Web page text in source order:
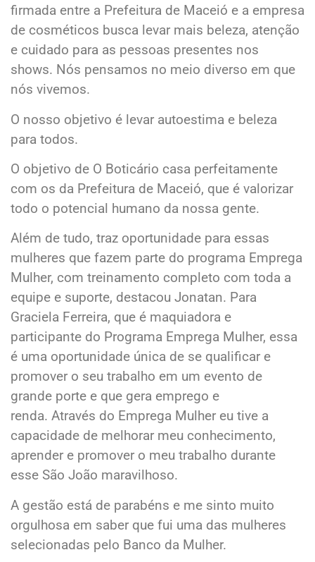
firmada entre a Prefeitura de Maceió e a empresa
de cosméticos busca levar mais beleza, atenção
e cuidado para as pessoas presentes nos
shows. Nós pensamos no meio diverso em que
nós vivemos.
O nosso objetivo é levar autoestima e beleza
para todos.
O objetivo de O Boticário casa perfeitamente
com os da Prefeitura de Maceió, que é valorizar
todo o potencial humano da nossa gente.
Além de tudo, traz oportunidade para essas
mulheres que fazem parte do programa Emprega
Mulher, com treinamento completo com toda a
equipe e suporte, destacou Jonatan. Para
Graciela Ferreira, que é maquiadora e
participante do Programa Emprega Mulher, essa
é uma oportunidade única de se qualificar e
promover o seu trabalho em um evento de
grande porte e que gera emprego e
renda. Através do Emprega Mulher eu tive a
capacidade de melhorar meu conhecimento,
aprender e promover o meu trabalho durante
esse São João maravilhoso.
A gestão está de parabéns e me sinto muito
orgulhosa em saber que fui uma das mulheres
selecionadas pelo Banco da Mulher.